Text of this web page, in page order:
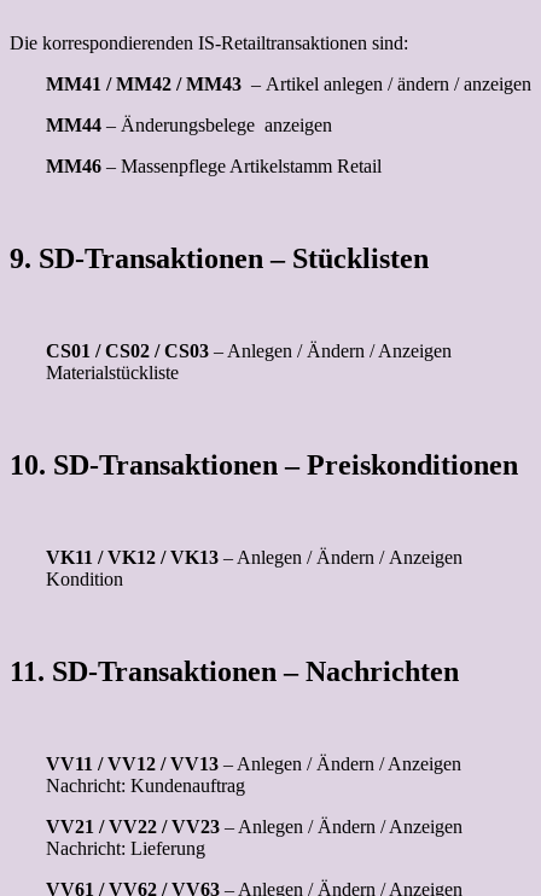
Die korrespondierenden IS-Retailtransaktionen sind:
MM41 / MM42 / MM43 – Artikel anlegen / ändern / anzeigen
MM44 – Änderungsbelege anzeigen
MM46 – Massenpflege Artikelstamm Retail
9. SD-Transaktionen – Stücklisten
CS01 / CS02 / CS03 – Anlegen / Ändern / Anzeigen
Materialstückliste
10. SD-Transaktionen – Preiskonditionen
VK11 / VK12 / VK13 – Anlegen / Ändern / Anzeigen
Kondition
11. SD-Transaktionen – Nachrichten
VV11 / VV12 / VV13 – Anlegen / Ändern / Anzeigen
Nachricht: Kundenauftrag
VV21 / VV22 / VV23 – Anlegen / Ändern / Anzeigen
Nachricht: Lieferung
VV61 / VV62 / VV63 – Anlegen / Ändern / Anzeigen